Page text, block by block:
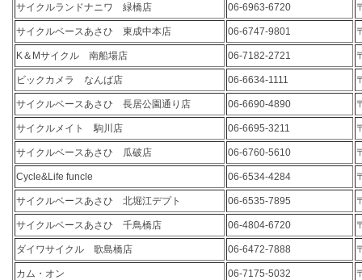
サイクルランドナニワ 緑橋店 06-6963-6720
サイクルベースあさひ 東成中本店 06-6747-9801
K＆Mサイクル 南船場店 06-7182-2721
ビックカメラ なんば店 06-6634-1111
サイクルベースあさひ 長居公園通り店 06-6690-4890
サイクルメイト 駒川店 06-6695-3211
サイクルベースあさひ 瓜破店 06-6760-5610
Cycle&Life funcle 06-6534-4284
サイクルベースあさひ 北堀江デプト 06-6535-7895
サイクルベースあさひ 千鳥橋店 06-4804-6720
ダイワサイクル 歌島橋店 06-6472-7888
カム・オン 06-7175-5032